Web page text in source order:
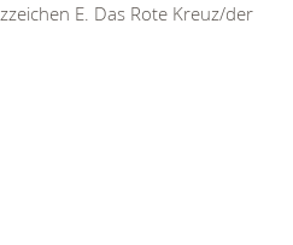
E. Das Rote Kreuz/der